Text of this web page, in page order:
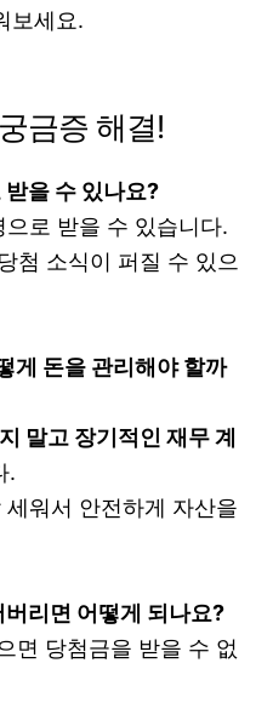
보세요.
금증 해결!
받을 수 있나요?
로 받을 수 있습니다.
첨 소식이 퍼질 수 있으
게 돈을 관리해야 할까
말고 장기적인 재무 계
.
워서 안전하게 자산을
리면 어떻게 되나요?
면 당첨금을 받을 수 없